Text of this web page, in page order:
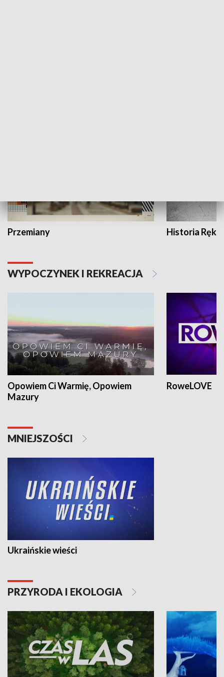
Przemiany Historia Ręką
WYPOCZYNEK I REKREACJA
Opowiem Ci Warmię, Opowiem
Mazury
RoweLOVE
MNIEJSZOŚCI
Ukraińskie wieści
PRZYRODA I EKOLOGIA